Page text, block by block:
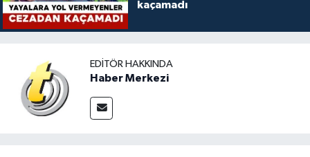
kaçamadı
EDITÖR HAKKINDA
Haber Merkezi